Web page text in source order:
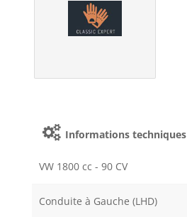
Informations techniques
VW 1800 cc - 90 CV
Conduite à Gauche (LHD)